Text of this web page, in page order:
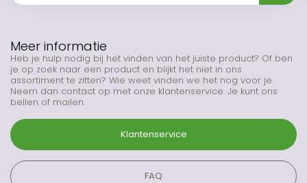
Meer informatie
Heb je hulp nodig bij het vinden van het juiste product? Of ben
je op zoek naar een product en blijkt het niet in ons
assortiment te zitten? Wie weet vinden we het nog voor je.
Neem dan contact op met onze klantenservice. Je kunt ons
bellen of mailen.
Klantenservice
FAQ